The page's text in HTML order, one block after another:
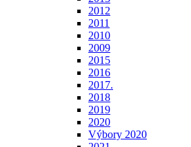
2012
2011
2010
2009
2015
2016
2017.
2018
2019
2020
Výbory 2020